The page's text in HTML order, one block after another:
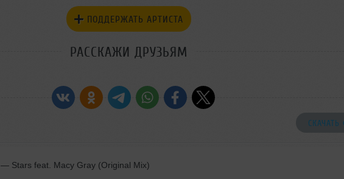
ПОДДЕРЖАТЬ АРТИСТА
РАССКАЖИ ДРУЗЬЯМ
СКАЧАТЬ
— Stars feat. Macy Gray (Original Mix)